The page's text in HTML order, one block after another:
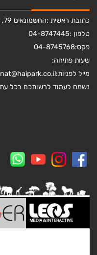
כתובת ראשית :החשמונאים 79, קריית מוצקין
טלפון :04-8747445
פקס:04-8745768
שעות פתיחה:
מייל לפניות:osnat@haipark.co.il
נשמח לעמוד לרשותכם בכל עת